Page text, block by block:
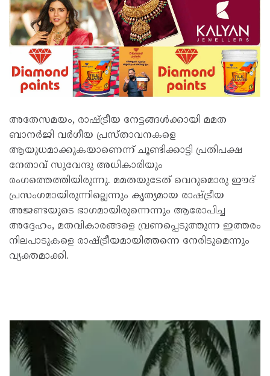
അതേസമയം, രാഷ്ട്രീയ നേട്ടങ്ങൾക്കായി മമത
ബാനർജി വർഗീയ പ്രസ്താവനകളെ
ആയുധമാക്കുകയാണെന്ന് ചൂണ്ടിക്കാട്ടി പ്രതിപക്ഷ
നേതാവ് സുവേന്ദു അധികാരിയും
രംഗത്തെത്തിയിരുന്നു. മമതയുടേത് വെറുമൊരു ഈദ്
പ്രസംഗമായിരുന്നില്ലെന്നും കൃത്യമായ രാഷ്ട്രീയ
അജണ്ടയുടെ ഭാഗമായിരുന്നെന്നും ആരോപിച്ച
അദ്ദേഹം, മതവികാരങ്ങളെ വ്രണപ്പെടുത്തുന്ന ഇത്തരം
നിലപാടുകളെ രാഷ്ട്രീയമായിത്തന്നെ നേരിടുമെന്നും
വ്യക്തമാക്കി.